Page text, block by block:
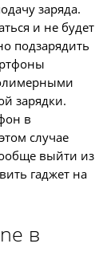
заряда.
и не будет
подзарядить
зарядки.
в
случае
выйти из
гаджет на
в